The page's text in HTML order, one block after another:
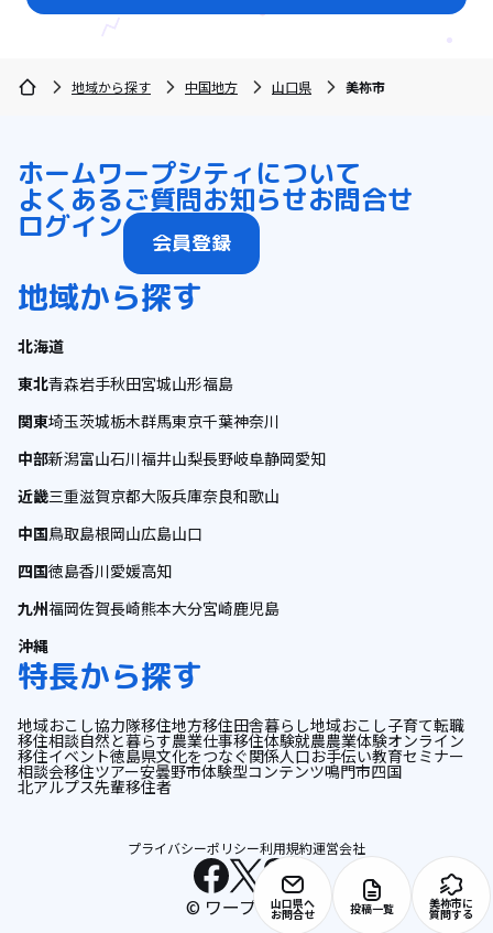
山口県へ
お問合せ 投稿一覧 美祢市に
質問する
地域から探す 中国地方 山口県 美祢市
ホームワープシティについて
よくあるご質問お知らせお問合せ
ログイン 会員登録
地域から探す
北海道
東北青森岩手秋田宮城山形福島
関東埼玉茨城栃木群馬東京千葉神奈川
中部新潟富山石川福井山梨長野岐阜静岡愛知
近畿三重滋賀京都大阪兵庫奈良和歌山
中国鳥取島根岡山広島山口
四国徳島香川愛媛高知
九州福岡佐賀長崎熊本大分宮崎鹿児島
沖縄
特長から探す
地域おこし協力隊移住地方移住田舎暮らし地域おこし子育て転職
移住相談自然と暮らす農業仕事移住体験就農農業体験オンライン
移住イベント徳島県文化をつなぐ関係人口お手伝い教育セミナー
相談会移住ツアー安曇野市体験型コンテンツ鳴門市四国
北アルプス先輩移住者
プライバシーポリシー利用規約運営会社
© ワープシティ